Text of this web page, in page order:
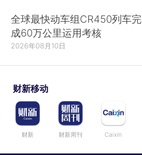
全球最快动车组CR450列车完
成60万公里运用考核
2026年08月10日
财新移动
财新 财新周刊 Caixin